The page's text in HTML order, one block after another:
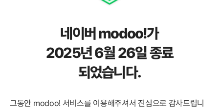
네이버 modoo!가
2025년 6월 26일 종료
되었습니다.
그동안 modoo! 서비스를 이용해주셔서 진심으로 감사드립니